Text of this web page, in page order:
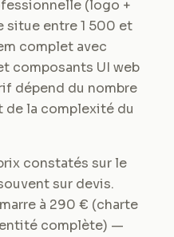
(logo +
situe entre 1 500 et
complet avec
composants UI web
dépend du nombre
de la complexité du
constatés sur le
sur devis.
à 290 € (charte
complète) —